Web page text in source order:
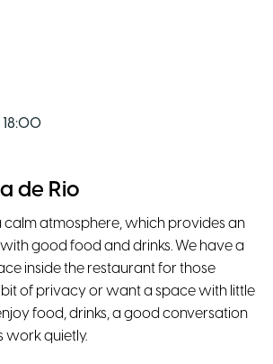
18:00
de Rio
calm atmosphere, which provides an
good food and drinks. We have a
inside the restaurant for those
of privacy or want a space with little
food, drinks, a good conversation
work quietly.